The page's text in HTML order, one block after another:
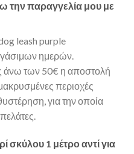
παραγγελία μου με
leash purple
ημερών.
άνω των 50€ η αποστολή
περιοχές
για την οποία
σκύλου 1 μέτρο αντί για